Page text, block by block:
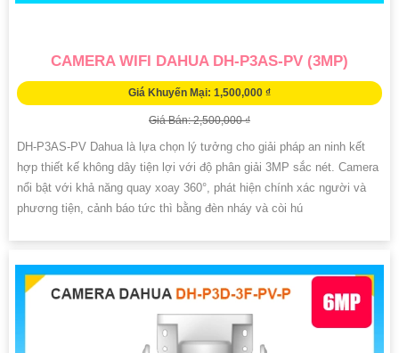
CAMERA WIFI DAHUA DH-P3AS-PV (3MP)
Giá Khuyến Mại: 1,500,000 ₫
Giá Bán: 2,500,000 ₫
DH-P3AS-PV Dahua là lựa chọn lý tưởng cho giải pháp an ninh kết
hợp thiết kế không dây tiện lợi với độ phân giải 3MP sắc nét. Camera
nổi bật với khả năng quay xoay 360°, phát hiện chính xác người và
phương tiện, cảnh báo tức thì bằng đèn nháy và còi hú